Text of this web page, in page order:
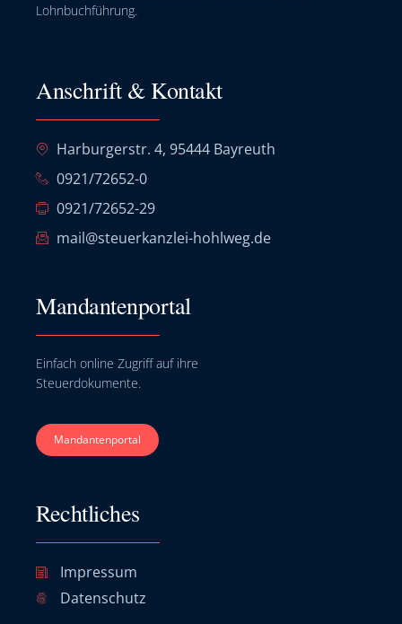
Lohnbuchführung.
Anschrift & Kontakt
Harburgerstr. 4, 95444 Bayreuth
0921/72652-0
0921/72652-29
mail@steuerkanzlei-hohlweg.de
Mandantenportal
Einfach online Zugriff auf ihre
Steuerdokumente.
Mandantenportal
Rechtliches
Impressum
Datenschutz